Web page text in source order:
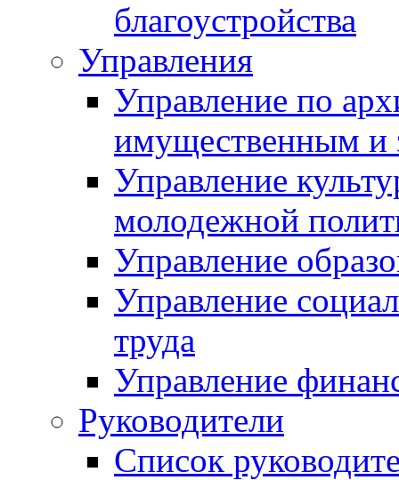
благоустройства
Управления
Управление по
имущественным и
Управление
молодежной
Управление
Управление
труда
Управление
Руководители
Список